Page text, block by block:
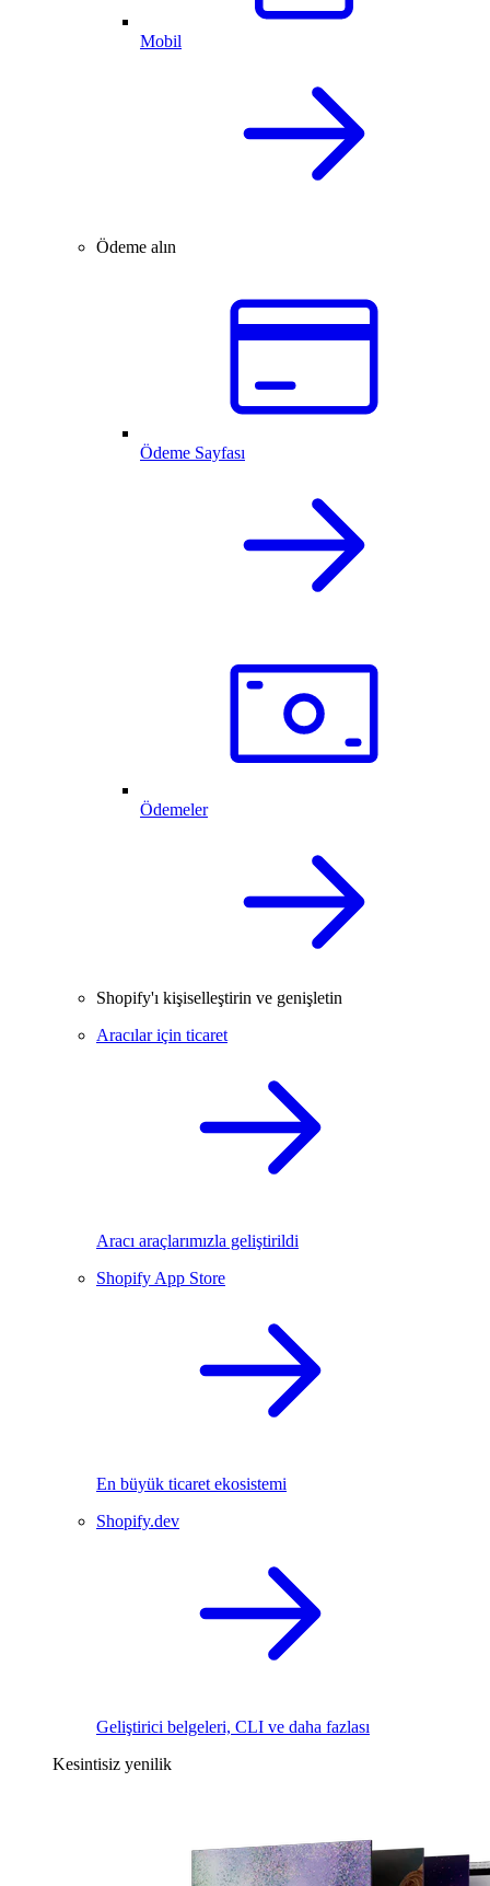
Mobil
Ödeme alın
Ödeme Sayfası
Ödemeler
Shopify'ı kişiselleştirin ve genişletin
Aracılar için ticaret
Aracı araçlarımızla geliştirildi
Shopify App Store
En büyük ticaret ekosistemi
Shopify.dev
Geliştirici belgeleri, CLI ve daha fazlası
Kesintisiz yenilik